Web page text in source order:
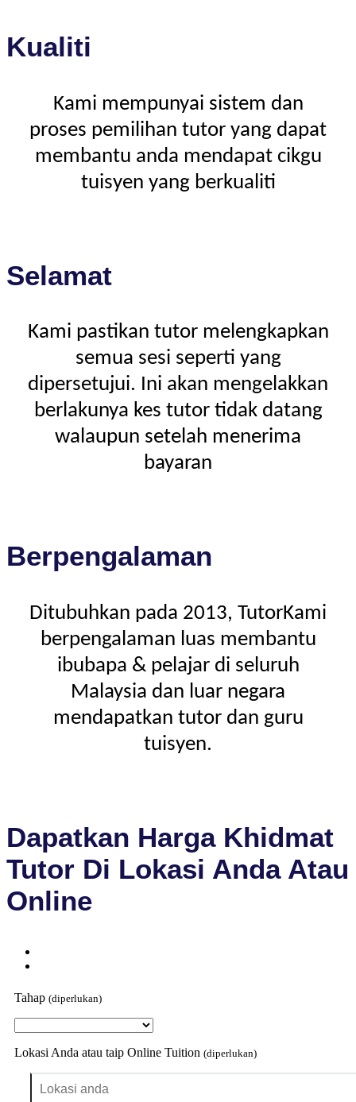
Kualiti
Kami mempunyai sistem dan
proses pemilihan tutor yang dapat
membantu anda mendapat cikgu
tuisyen yang berkualiti
Selamat
Kami pastikan tutor melengkapkan
semua sesi seperti yang
dipersetujui. Ini akan mengelakkan
berlakunya kes tutor tidak datang
walaupun setelah menerima
bayaran
Berpengalaman
Ditubuhkan pada 2013, TutorKami
berpengalaman luas membantu
ibubapa & pelajar di seluruh
Malaysia dan luar negara
mendapatkan tutor dan guru
tuisyen.
Dapatkan Harga Khidmat
Tutor Di Lokasi Anda Atau
Online
Tahap (diperlukan)
Lokasi Anda atau taip Online Tuition (diperlukan)